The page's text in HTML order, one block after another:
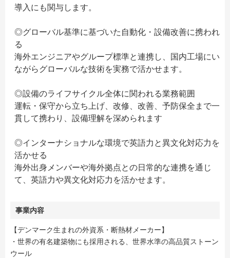
導入にも関与します。
◎グローバル基準に基づいた自動化・設備改善に携われ
る
海外エンジニアやグループ標準と連携し、国内工場にい
ながらグローバルな技術を実務で活かせます。
◎設備のライフサイクル全体に関われる業務範囲
運転・保守から立ち上げ、改修、改善、予防保全まで一
貫して携わり、設備理解を深められます
◎インターナショナルな環境で英語力と異文化対応力を
活かせる
海外出身メンバーや海外拠点との日常的な連携を通じ
て、英語力や異文化対応力を活かせます。
事業内容
【デンマーク生まれの外資系・断熱材メーカー】
・世界の有名建築物にも採用される、世界水準の高品質ストーン
ウール